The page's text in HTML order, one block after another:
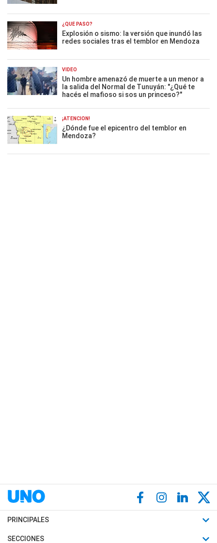
¿QUÉ PASÓ?
Explosión o sismo: la versión que inundó las
redes sociales tras el temblor en Mendoza
VIDEO
Un hombre amenazó de muerte a un menor a
la salida del Normal de Tunuyán: "¿Qué te
hacés el mafioso si sos un princeso?"
¡ATENCIÓN!
¿Dónde fue el epicentro del temblor en
Mendoza?
PRINCIPALES
Últimas Noticias
SECCIONES